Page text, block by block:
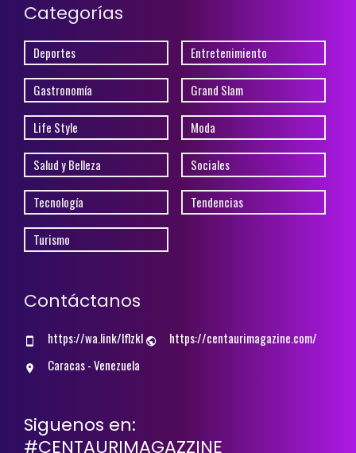
Categorías
Deportes Entretenimiento
Gastronomía Grand Slam
Life Style Moda
Salud y Belleza Sociales
Tecnología Tendencias
Turismo
Contáctanos
https://wa.link/lflzkl
https://centaurimagazine.com/
Caracas - Venezuela
Siguenos en:
#CENTAURIMAGAZZINE